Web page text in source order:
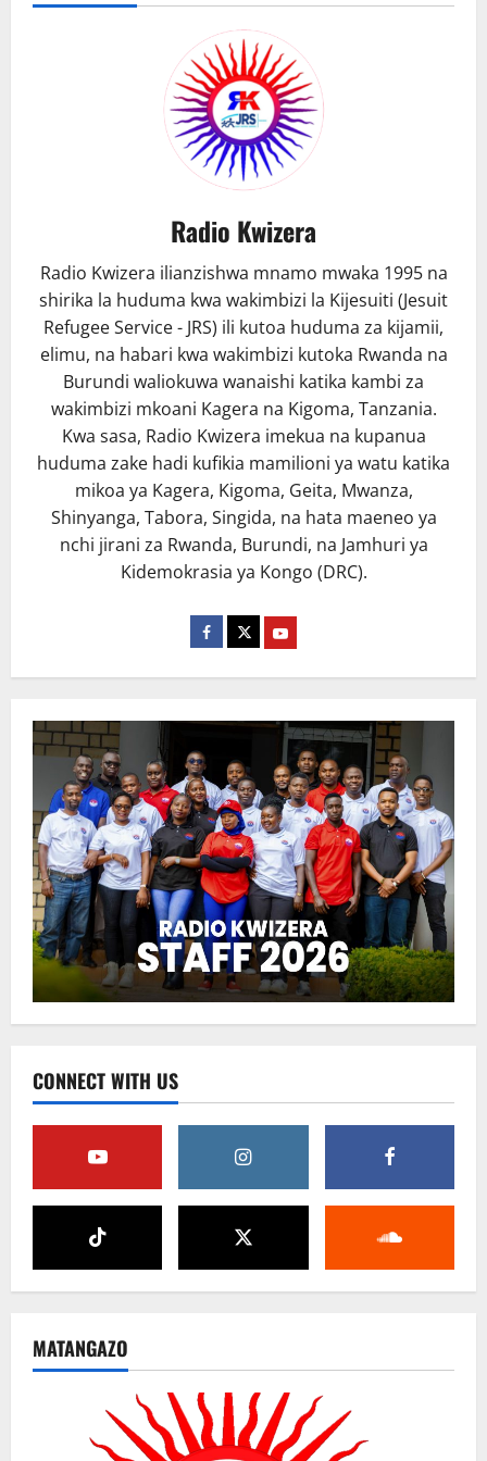
Radio Kwizera
Radio Kwizera ilianzishwa mnamo mwaka 1995 na
shirika la huduma kwa wakimbizi la Kijesuiti (Jesuit
Refugee Service - JRS) ili kutoa huduma za kijamii,
elimu, na habari kwa wakimbizi kutoka Rwanda na
Burundi waliokuwa wanaishi katika kambi za
wakimbizi mkoani Kagera na Kigoma, Tanzania.
Kwa sasa, Radio Kwizera imekua na kupanua
huduma zake hadi kufikia mamilioni ya watu katika
mikoa ya Kagera, Kigoma, Geita, Mwanza,
Shinyanga, Tabora, Singida, na hata maeneo ya
nchi jirani za Rwanda, Burundi, na Jamhuri ya
Kidemokrasia ya Kongo (DRC).
CONNECT WITH US
MATANGAZO